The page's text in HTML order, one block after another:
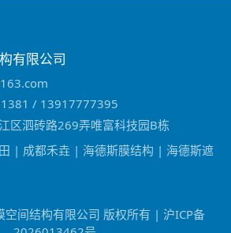
有限公司
/ 13917777395
区泗砖路269弄唯富科技园B栋
| 成都禾垚 | 海德斯膜结构 | 海德斯遮
间结构有限公司 版权所有 | 沪ICP备